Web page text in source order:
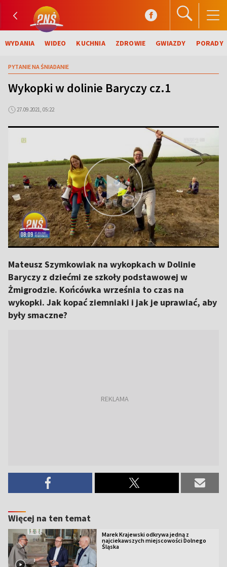
WYDANIA WIDEO KUCHNIA ZDROWIE GWIAZDY PORADY
PYTANIE NA ŚNIADANIE
Wykopki w dolinie Baryczy cz.1
27.09.2021, 05:22
Mateusz Szymkowiak na wykopkach w Dolinie
Baryczy z dziećmi ze szkoły podstawowej w
Żmigrodzie. Końcówka września to czas na
wykopki. Jak kopać ziemniaki i jak je uprawiać, aby
były smaczne?
Więcej na ten temat
Marek Krajewski odkrywa jedną z
najciekawszych miejscowości Dolnego
Śląska